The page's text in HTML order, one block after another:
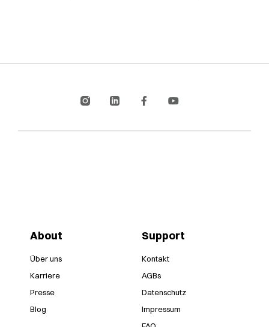
About
Über uns
Karriere
Presse
Blog
Support
Kontakt
AGBs
Datenschutz
Impressum